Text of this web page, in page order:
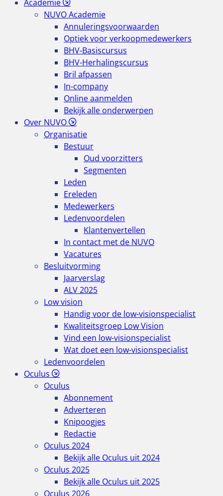
Academie
NUVO Academie
Annuleringsvoorwaarden
Optiek voor verkoopmedewerkers
BHV-Basiscursus
BHV-Herhalingscursus
Bril afpassen
In-company
Online aanmelden
Bekijk alle onderwerpen
Over NUVO
Organisatie
Bestuur
Oud voorzitters
Segmenten
Leden
Ereleden
Medewerkers
Ledenvoordelen
Klantenvertellen
In contact met de NUVO
Vacatures
Besluitvorming
Jaarverslag
ALV 2025
Low vision
Handig voor de low-visionspecialist
Kwaliteitsgroep Low Vision
Vind een low-visionspecialist
Wat doet een low-visionspecialist
Ledenvoordelen
Oculus
Oculus
Abonnement
Adverteren
Knipoogjes
Redactie
Oculus 2024
Bekijk alle Oculus uit 2024
Oculus 2025
Bekijk alle Oculus uit 2025
Oculus 2026